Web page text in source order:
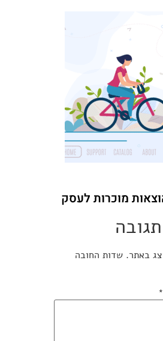
מוכרות לעסק
באתר. שדות החובה
*